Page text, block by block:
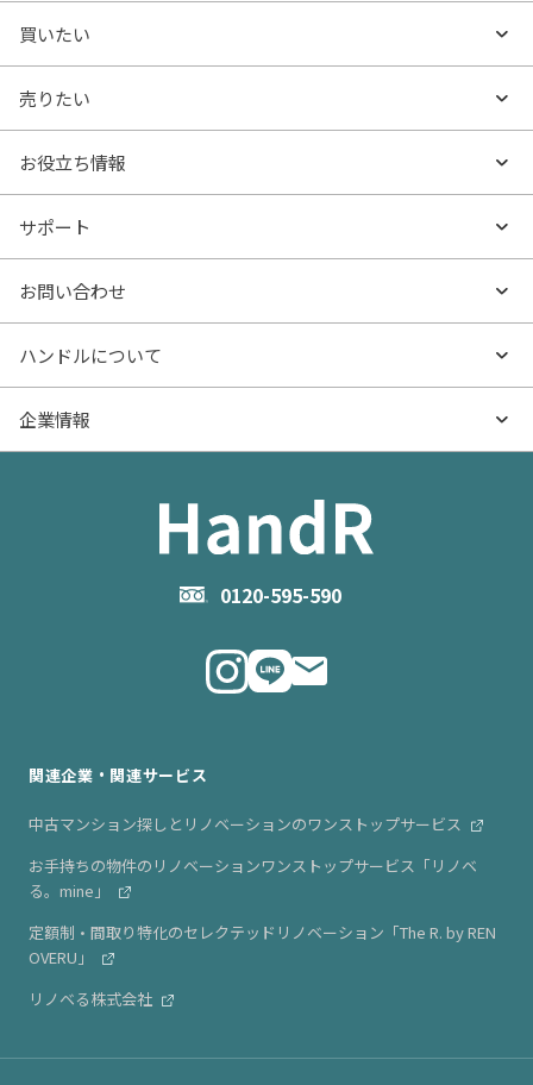
0120-595-590
買いたい
買いたいTOP
沿線・駅から探す
特集から探す
価格更新した物件
物件一覧
売りたい
売りたいTOP
AI査定
売却サービス
お役立ち記事（売却）
お役立ち情報
お役立ち情報TOP
- マンションの基礎知識
- マンション売却
- お金のこと
- 住まいの手引き サイトマップ
サポート
よくあるご質問
お問い合わせ
物件購入のご相談
住み替えのご相談
物件掲載に関するお問い合わせ
ハンドルについて
ハンドルとは
企業情報
関連企業・関連サービス
中古マンション探しとリノベーションのワンストップサービス
お手持ちの物件のリノベーションワンストップサービス「リノベ
る。mine」
定額制・間取り特化のセレクテッドリノベーション「The R. by REN
OVERU」
リノベる株式会社